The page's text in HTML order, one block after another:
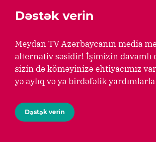
Dəstək verin
Meydan TV Azərbaycanın media
alternativ səsidir! İşimizin davamlı
sizin də köməyinizə ehtiyacımız
yə aylıq və ya birdəfəlik
Dəstək verin